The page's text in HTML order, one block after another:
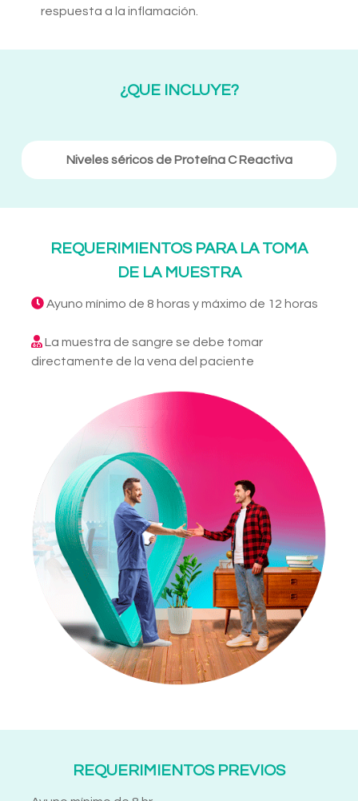
respuesta a la inflamación.
¿QUE INCLUYE?
Niveles séricos de Proteína C Reactiva
REQUERIMIENTOS PARA LA TOMA
DE LA MUESTRA
Ayuno mínimo de 8 horas y máximo de 12 horas
La muestra de sangre se debe tomar
directamente de la vena del paciente
REQUERIMIENTOS PREVIOS